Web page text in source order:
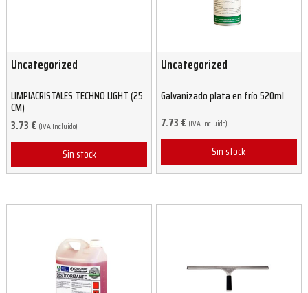
Uncategorized
LIMPIACRISTALES TECHNO LIGHT (25
CM)
3.73 € (IVA Incluido)
Sin stock
Uncategorized
Galvanizado plata en frío 520ml
7.73 € (IVA Incluido)
Sin stock